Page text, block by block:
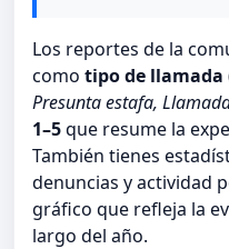
Los reportes de la
como tipo de llamada
Presunta estafa,
1–5que resume la
También tienes
denuncias y actividad
gráfico que refleja la
largo del año.